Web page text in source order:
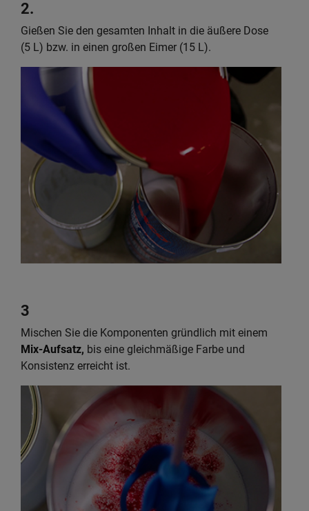
2.
Gießen Sie den gesamten Inhalt in die äußere Dose
(5 L) bzw. in einen großen Eimer (15 L).
3
Mischen Sie die Komponenten gründlich mit einem
Mix-Aufsatz, bis eine gleichmäßige Farbe und
Konsistenz erreicht ist.